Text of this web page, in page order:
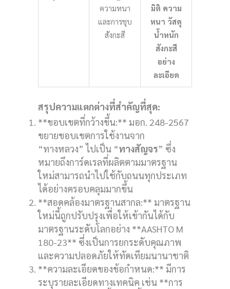
ความหนา
และการชุบ
สังกะสี
มิติ ความ
หนา วัสดุ
น้ำหนัก
สังกะสี
อย่าง
ละเอียด
สรุปความแตกต่างที่สำคัญที่สุด:
**ขอบเขตที่กว้างขึ้น:** มอก. 248-2567
ขยายขอบเขตการใช้งานจาก
“ทางหลวง” ไปเป็น “ทางสัญจร” ซึ่ง
หมายถึงการ์ดเรลที่ผลิตตามมาตรฐาน
ใหม่สามารถนำไปใช้กับถนนทุกประเภท
ได้อย่างครอบคลุมมากขึ้น
**สอดคล้องมาตรฐานสากล:** มาตรฐาน
ใหม่นี้ถูกปรับปรุงเพื่อให้เข้ากันได้กับ
มาตรฐานระดับโลกอย่าง **AASHTO M
180-23** ซึ่งเป็นการยกระดับคุณภาพ
และความปลอดภัยให้ทัดเทียมนานาชาติ
**ความละเอียดของข้อกำหนด:** มีการ
ระบุรายละเอียดทางเทคนิค เช่น **การ